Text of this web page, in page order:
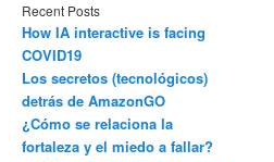
Recent Posts
How IA interactive is facing
COVID19
Los secretos (tecnológicos)
detrás de AmazonGO
¿Cómo se relaciona la
fortaleza y el miedo a fallar?